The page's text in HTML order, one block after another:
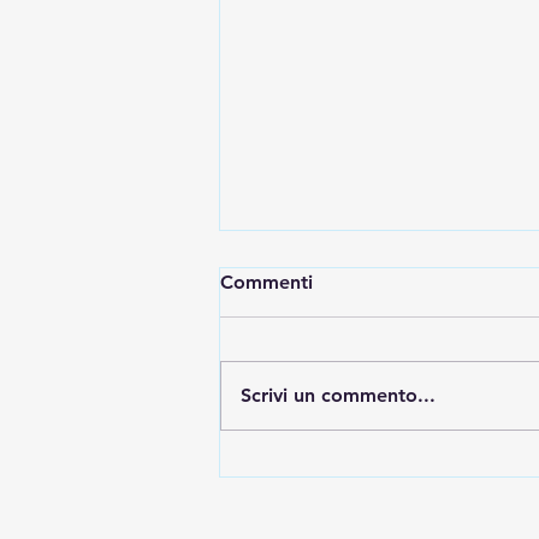
Commenti
Scrivi un commento...